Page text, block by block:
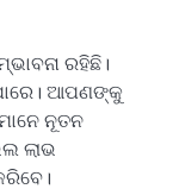
ରହିଛି।
ଆପଣଙ୍କୁ
ନୂତନ
ଲାଭ